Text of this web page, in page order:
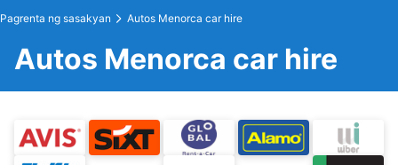
Pagrenta ng sasakyan Autos Menorca car hire
Autos Menorca car hire